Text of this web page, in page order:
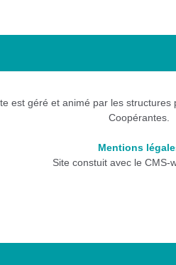
est géré et animé par les structures
Coopérantes.
Mentions
Site constuit avec le CMS-